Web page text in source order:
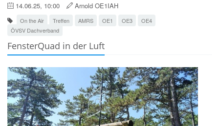
14.06.25, 10:00 Arnold OE1IAH
On the Air Treffen AMRS OE1 OE3
OE4
ÖVSV Dachverband
FensterQuad in der Luft